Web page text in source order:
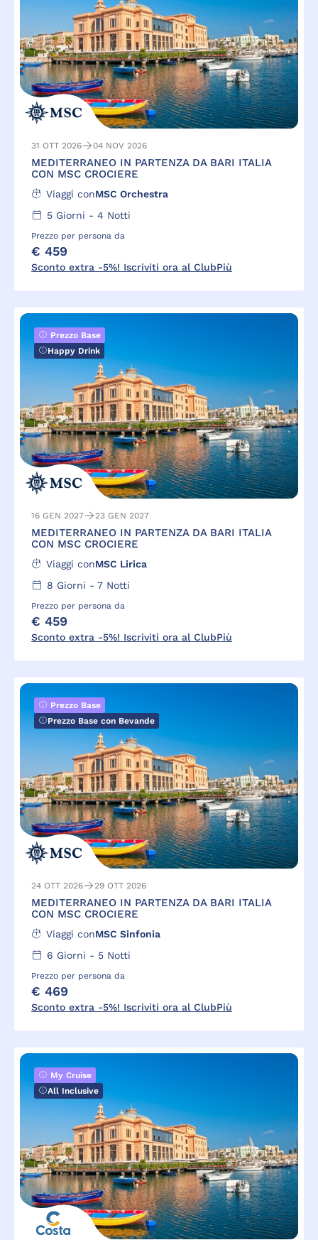
31 OTT 2026 04 NOV 2026
MEDITERRANEO IN PARTENZA DA BARI ITALIA
CON MSC CROCIERE
Viaggi conMSC Orchestra
5Giorni - 4 Notti
Prezzo per persona da
€ 459
Sconto extra -5%! Iscriviti ora al ClubPiù
Prezzo Base
Happy Drink
16 GEN 2027 23 GEN 2027
MEDITERRANEO IN PARTENZA DA BARI ITALIA
CON MSC CROCIERE
Viaggi conMSC Lirica
8 Giorni - 7Notti
Prezzo per persona da
€ 459
Sconto extra -5%! Iscriviti ora al ClubPiù
Prezzo Base
Prezzo Base con Bevande
24 OTT 2026 29 OTT 2026
MEDITERRANEO IN PARTENZA DA BARI ITALIA
CON MSC CROCIERE
Viaggi conMSC Sinfonia
6 Giorni - 5Notti
Prezzo per persona da
€ 469
Sconto extra -5%! Iscriviti ora al ClubPiù
My Cruise
All Inclusive